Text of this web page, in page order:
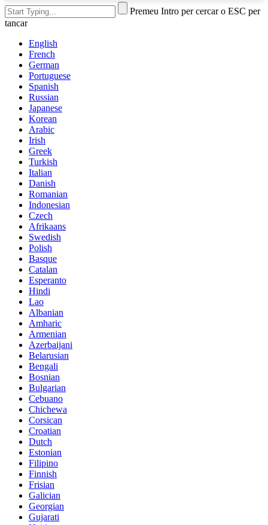
Premeu Intro per cercar o ESC per
tancar
English
French
German
Portuguese
Spanish
Russian
Japanese
Korean
Arabic
Irish
Greek
Turkish
Italian
Danish
Romanian
Indonesian
Czech
Afrikaans
Swedish
Polish
Basque
Catalan
Esperanto
Hindi
Lao
Albanian
Amharic
Armenian
Azerbaijani
Belarusian
Bengali
Bosnian
Bulgarian
Cebuano
Chichewa
Corsican
Croatian
Dutch
Estonian
Filipino
Finnish
Frisian
Galician
Georgian
Gujarati